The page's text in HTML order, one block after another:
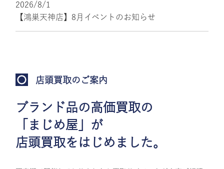
2026/8/1
【鴻巣天神店】8月イベントのお知らせ
店頭買取のご案内
ブランド品の高価買取の
「まじめ屋」が
店頭買取をはじめました。